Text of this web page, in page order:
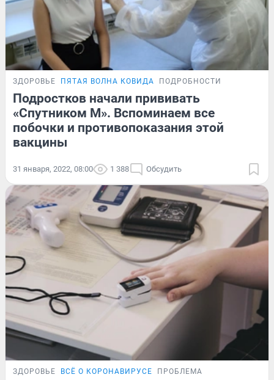
ЗДОРОВЬЕ ПЯТАЯ ВОЛНА КОВИДА ПОДРОБНОСТИ
Подростков начали прививать
«Спутником М». Вспоминаем все
побочки и противопоказания этой
вакцины
31 января, 2022, 08:00 1 388 Обсудить
ЗДОРОВЬЕ ВСЁ О КОРОНАВИРУСЕ ПРОБЛЕМА